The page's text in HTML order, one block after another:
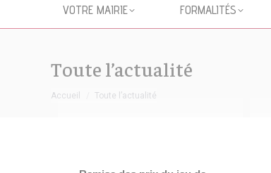
VOTRE MAIRIE FORMALITÉS
Toute l’actualité
Vous êtes ici :
Accueil Toute l’actualité